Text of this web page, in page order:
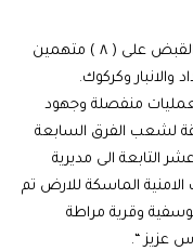
أعلنت مديرية الاستخبارات العسكرية، إلقاء القبض على ( ٨ ) متهمين
والانبار وكركوك.
منفصلة وجهود
لشعب الفرق السابعة
التابعة الى مديرية
الامنية الماسكة للارض تم
وقرية مراطة
عزيز “.